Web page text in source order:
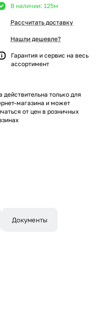
В наличии: 125м
Рассчитать доставку
Нашли дешевле?
Гарантия и сервис на весь
ассортимент
действительна только для
магазина и может
от цен в розничных
Документы